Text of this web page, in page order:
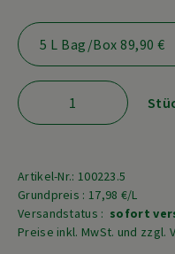
Artikel-Nr.: 100223.5
Grundpreis : 17,98 €/L
Versandstatus : sofort
Preise inkl. MwSt. und zzgl.